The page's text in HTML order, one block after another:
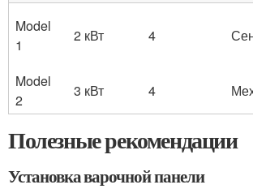
Model
1
2 кВт 4
Model
2
3 кВт 4
Полезные рекомендации
Установка варочной панели